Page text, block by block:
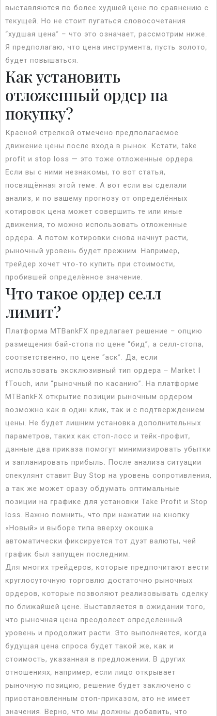
выставляются по более худшей цене по сравнению с
текущей. Но не стоит пугаться словосочетания
“худшая цена” – что это означает, рассмотрим ниже.
Я предполагаю, что цена инструмента, пусть золото,
будет повышаться.
Как установить
отложенный ордер на
покупку?
Красной стрелкой отмечено предполагаемое
движение цены после входа в рынок. Кстати, take
profit и stop loss — это тоже отложенные ордера.
Если вы с ними незнакомы, то вот статья,
посвящённая этой теме. А вот если вы сделали
анализ, и по вашему прогнозу от определённых
котировок цена может совершить те или иные
движения, то можно использовать отложенные
ордера. А потом котировки снова начнут расти,
рыночный уровень будет прежним. Например,
трейдер хочет что-то купить при стоимости,
пробившей определённое значение.
Что такое ордер селл
лимит?
Платформа MTBankFX предлагает решение – опцию
размещения бай-стопа по цене “бид”, а селл-стопа,
соответственно, по цене “аск”. Да, если
использовать эксклюзивный тип ордера – Market I
fTouch, или “рыночный по касанию”. На платформе
MTBankFX открытие позиции рыночным ордером
возможно как в один клик, так и с подтверждением
цены. Не будет лишним установка дополнительных
параметров, таких как стоп-лосс и тейк-профит,
данные два приказа помогут минимизировать убытки
и запланировать прибыль. После анализа ситуации
спекулянт ставит Buy Stop на уровень сопротивления,
а так же может сразу обдумать оптимальные
позиции на графике для установки Take Profit и Stop
loss. Важно помнить, что при нажатии на кнопку
«Новый» и выборе типа вверху окошка
автоматически фиксируется тот дуэт валюты, чей
график был запущен последним.
Для многих трейдеров, которые предпочитают вести
круглосуточную торговлю достаточно рыночных
ордеров, которые позволяют реализовывать сделку
по ближайшей цене. Выставляется в ожидании того,
что рыночная цена преодолеет определенный
уровень и продолжит расти. Это выполняется, когда
будущая цена спроса будет такой же, как и
стоимость, указанная в предложении. В других
отношениях, например, если лицо открывает
рыночную позицию, решение будет заключено с
приостановленным стоп-приказом, это не имеет
значения. Верно, что мы должны добавить, что